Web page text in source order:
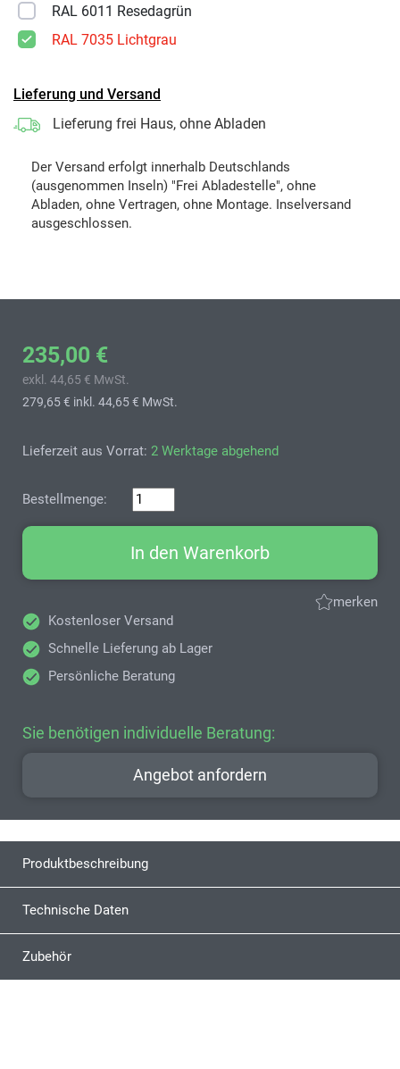
RAL 6011 Resedagrün
RAL 7035 Lichtgrau
Lieferung und Versand
Lieferung frei Haus, ohne Abladen
Der Versand erfolgt innerhalb Deutschlands
(ausgenommen Inseln) "Frei Abladestelle", ohne
Abladen, ohne Vertragen, ohne Montage. Inselversand
ausgeschlossen.
235,00 €
exkl. 44,65 € MwSt.
279,65 € inkl. 44,65 € MwSt.
Lieferzeit aus Vorrat: 2 Werktage abgehend
Bestellmenge:
In den Warenkorb
merken
Kostenloser Versand
Schnelle Lieferung ab Lager
Persönliche Beratung
Sie benötigen individuelle Beratung:
Angebot anfordern
Produktbeschreibung
Technische Daten
Zubehör